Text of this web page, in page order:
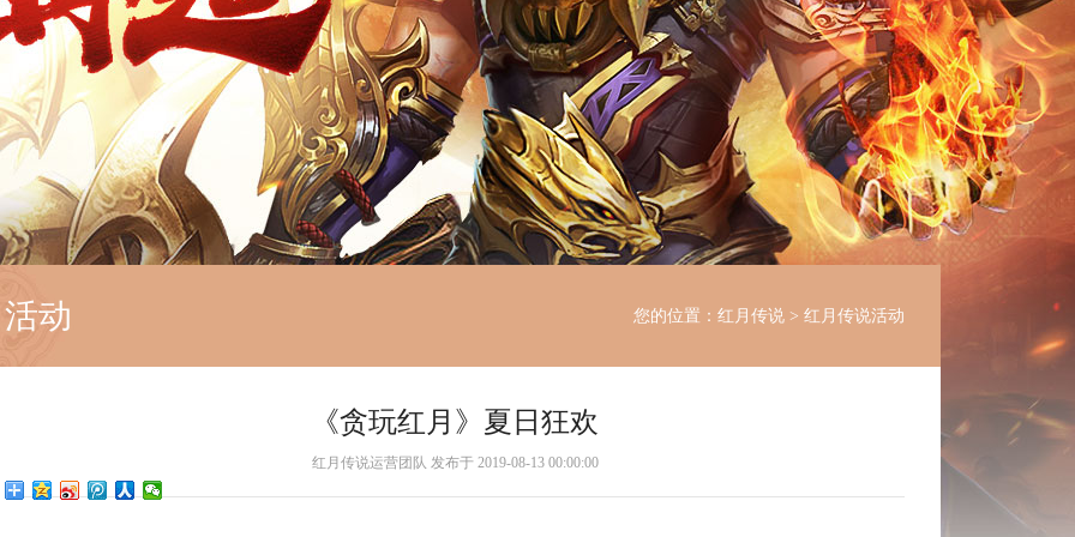
活动 您的位置： 红月传说 > 红月传说活动
《贪玩红月》夏日狂欢
红月传说运营团队 发布于 2019-08-13 00:00:00